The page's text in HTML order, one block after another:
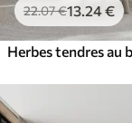
22.07€13 .24€
Herbes tendres au